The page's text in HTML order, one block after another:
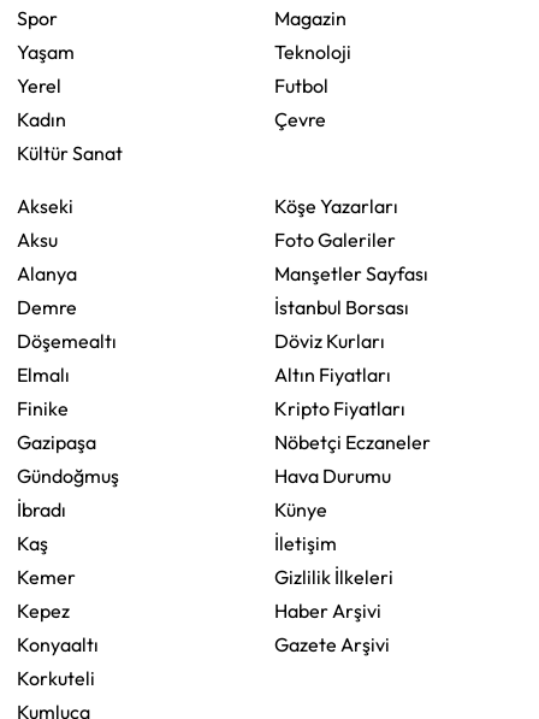
Spor
Yaşam
Yerel
Kadın
Kültür Sanat
Magazin
Teknoloji
Futbol
Çevre
Akseki
Aksu
Alanya
Demre
Döşemealtı
Elmalı
Finike
Gazipaşa
Gündoğmuş
İbradı
Kaş
Kemer
Kepez
Konyaaltı
Korkuteli
Kumluca
Köşe Yazarları
Foto Galeriler
Manşetler Sayfası
İstanbul Borsası
Döviz Kurları
Altın Fiyatları
Kripto Fiyatları
Nöbetçi Eczaneler
Hava Durumu
Künye
İletişim
Gizlilik İlkeleri
Haber Arşivi
Gazete Arşivi